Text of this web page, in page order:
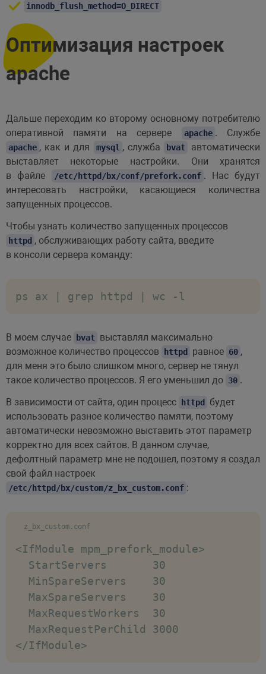
innodb_flush_method=O_DIRECT
Оптимизация настроек
apache
Дальше переходим ко второму основному потребителю
оперативной памяти на сервере
apache . Службе
apache , как и для mysql , служба bvat
автоматически
выставляет некоторые настройки. Они хранятся
в файле
/etc/httpd/bx/conf/prefork.conf . Нас будут
интересовать настройки, касающиеся количества
запущенных процессов.
Чтобы узнать количество запущенных процессов
httpd , обслуживающих работу сайта, введите
в консоли сервера команду:
ps ax | grep httpd | wc -l
В моем случае bvat выставлял максимально
возможное количество процессов httpd равное 60 ,
для меня это было слишком много, сервер не тянул
такое количество процессов. Я его уменьшил до 30 .
В зависимости от сайта, один процесс httpd будет
использовать разное количество памяти, поэтому
автоматически невозможно выставить этот параметр
корректно для всех сайтов. В данном случае,
дефолтный параметр мне не подошел, поэтому я создал
свой файл настроек
/etc/httpd/bx/custom/z_bx_custom.conf :
z_bx_custom.conf
<IfModule mpm_prefork_module>
  StartServers       30
  MinSpareServers    30
  MaxSpareServers    30
  MaxRequestWorkers  30
  MaxRequestPerChild 3000
</IfModule>